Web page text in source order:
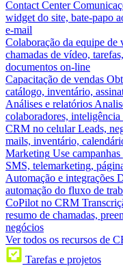
Contact Center
widget do site, bate-papo
e-mail
Colaboração da equipe de
chamadas de vídeo,
documentos on-line
Capacitação de vendas
catálogo, inventário,
Análises e relatórios
colaboradores,
CRM no celular Leads,
mails, inventário,
Marketing Use
SMS, telemarketing,
Automação e integrações
automação do fluxo de
CoPilot no CRM
resumo de chamadas,
negócios
Ver todos os recursos de
Tarefas e projetos